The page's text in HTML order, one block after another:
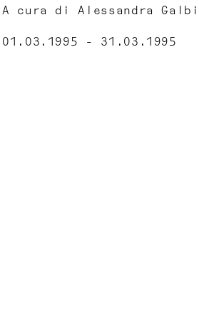
A cura di Alessandra
01.03.1995 - 31.03.1995